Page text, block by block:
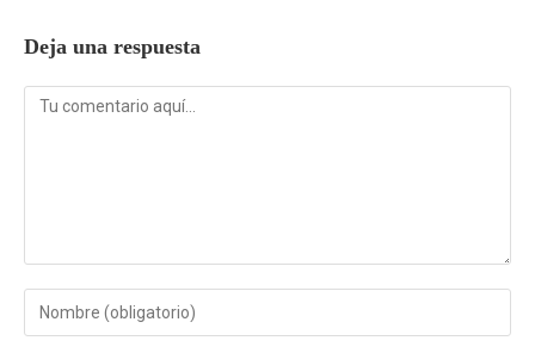
Deja una respuesta